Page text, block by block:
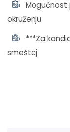
Mogućnost
okruženju
***Za
smeštaj